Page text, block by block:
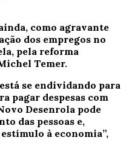
como agravante
dos empregos no
pela reforma
Temer.
se endividando para
pagar despesas com
Desenrola pode
das pessoas e,
à economia”,